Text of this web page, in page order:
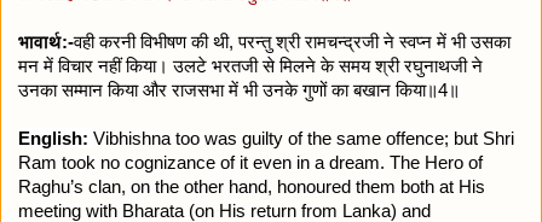
भावार्थ:-वही करनी विभीषण की थी, परन्तु श्री रामचन्द्रजी ने स्वप्न में भी उसका
मन में विचार नहीं किया। उलटे भरतजी से मिलने के समय श्री रघुनाथजी ने
उनका सम्मान किया और राजसभा में भी उनके गुणों का बखान किया॥4॥
English: Vibhishna too was guilty of the same offence; but Shri
Ram took no cognizance of it even in a dream. The Hero of
Raghu’s clan, on the other hand, honoured them both at His
meeting with Bharata (on His return from Lanka) and